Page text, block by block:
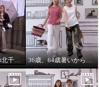
64歳、36歳雨の北千住迷路散歩 36歳、64歳暑いから ノースリーブ必須‼️暑いから腕は出す‼️